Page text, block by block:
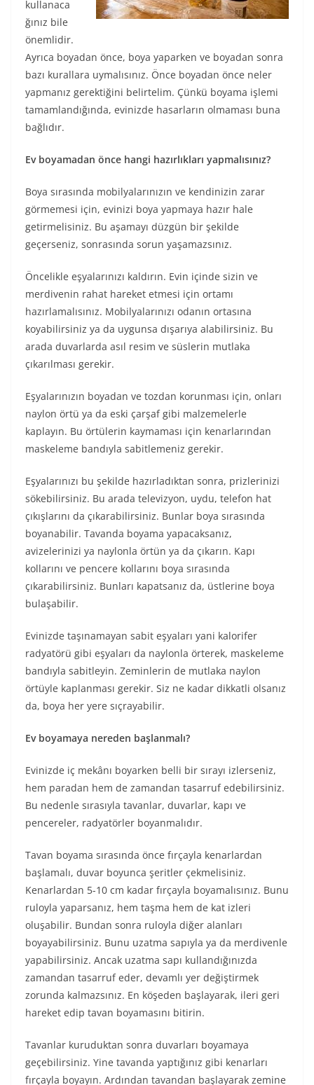
kullanaca
ğınız bile
önemlidir.
Ayrıca boyadan önce, boya yaparken ve boyadan sonra
bazı kurallara uymalısınız. Önce boyadan önce neler
yapmanız gerektiğini belirtelim. Çünkü boyama işlemi
tamamlandığında, evinizde hasarların olmaması buna
bağlıdır.
Ev boyamadan önce hangi hazırlıkları yapmalısınız?
Boya sırasında mobilyalarınızın ve kendinizin zarar
görmemesi için, evinizi boya yapmaya hazır hale
getirmelisiniz. Bu aşamayı düzgün bir şekilde
geçerseniz, sonrasında sorun yaşamazsınız.
Öncelikle eşyalarınızı kaldırın. Evin içinde sizin ve
merdivenin rahat hareket etmesi için ortamı
hazırlamalısınız. Mobilyalarınızı odanın ortasına
koyabilirsiniz ya da uygunsa dışarıya alabilirsiniz. Bu
arada duvarlarda asıl resim ve süslerin mutlaka
çıkarılması gerekir.
Eşyalarınızın boyadan ve tozdan korunması için, onları
naylon örtü ya da eski çarşaf gibi malzemelerle
kaplayın. Bu örtülerin kaymaması için kenarlarından
maskeleme bandıyla sabitlemeniz gerekir.
Eşyalarınızı bu şekilde hazırladıktan sonra, prizlerinizi
sökebilirsiniz. Bu arada televizyon, uydu, telefon hat
çıkışlarını da çıkarabilirsiniz. Bunlar boya sırasında
boyanabilir. Tavanda boyama yapacaksanız,
avizelerinizi ya naylonla örtün ya da çıkarın. Kapı
kollarını ve pencere kollarını boya sırasında
çıkarabilirsiniz. Bunları kapatsanız da, üstlerine boya
bulaşabilir.
Evinizde taşınamayan sabit eşyaları yani kalorifer
radyatörü gibi eşyaları da naylonla örterek, maskeleme
bandıyla sabitleyin. Zeminlerin de mutlaka naylon
örtüyle kaplanması gerekir. Siz ne kadar dikkatli olsanız
da, boya her yere sıçrayabilir.
Ev boyamaya nereden başlanmalı?
Evinizde iç mekânı boyarken belli bir sırayı izlerseniz,
hem paradan hem de zamandan tasarruf edebilirsiniz.
Bu nedenle sırasıyla tavanlar, duvarlar, kapı ve
pencereler, radyatörler boyanmalıdır.
Tavan boyama sırasında önce fırçayla kenarlardan
başlamalı, duvar boyunca şeritler çekmelisiniz.
Kenarlardan 5-10 cm kadar fırçayla boyamalısınız. Bunu
ruloyla yaparsanız, hem taşma hem de kat izleri
oluşabilir. Bundan sonra ruloyla diğer alanları
boyayabilirsiniz. Bunu uzatma sapıyla ya da merdivenle
yapabilirsiniz. Ancak uzatma sapı kullandığınızda
zamandan tasarruf eder, devamlı yer değiştirmek
zorunda kalmazsınız. En köşeden başlayarak, ileri geri
hareket edip tavan boyamasını bitirin.
Tavanlar kuruduktan sonra duvarları boyamaya
geçebilirsiniz. Yine tavanda yaptığınız gibi kenarları
fırçayla boyayın. Ardından tavandan başlayarak zemine